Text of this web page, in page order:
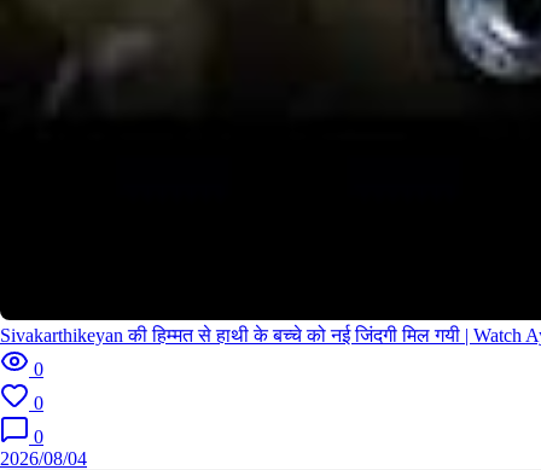
2026/
Sivakarthikeyan की हिम्मत से हाथी के बच्चे को नई जिंदगी मिल गयी | Watch
0
0
0
2026/08/04